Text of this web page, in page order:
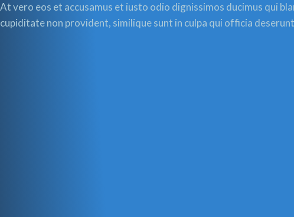
At vero eos et accusamus et iusto odio dignissimos ducimus qui
cupiditate non provident, similique sunt in culpa qui officia